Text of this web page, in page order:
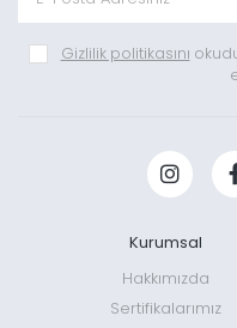
Gizlilik politikasını
Kurumsal
Hakkımızda
Sertifikalarımız